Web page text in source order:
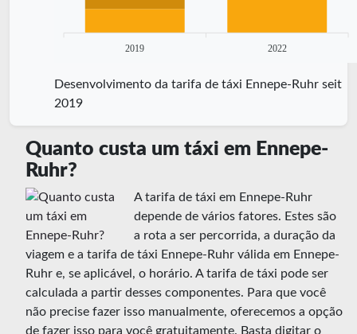
2019 2022
Desenvolvimento da tarifa de táxi Ennepe-Ruhr seit
2019
Quanto custa um táxi em Ennepe-
Ruhr?
A tarifa de táxi em Ennepe-Ruhr
depende de vários fatores. Estes são
a rota a ser percorrida, a duração da
viagem e a tarifa de táxi Ennepe-Ruhr válida em Ennepe-
Ruhr e, se aplicável, o horário. A tarifa de táxi pode ser
calculada a partir desses componentes. Para que você
não precise fazer isso manualmente, oferecemos a opção
de fazer isso para você gratuitamente. Basta digitar o